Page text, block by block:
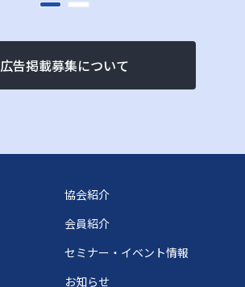
広告掲載募集について
協会紹介
会員紹介
セミナー・イベント情報
お知らせ